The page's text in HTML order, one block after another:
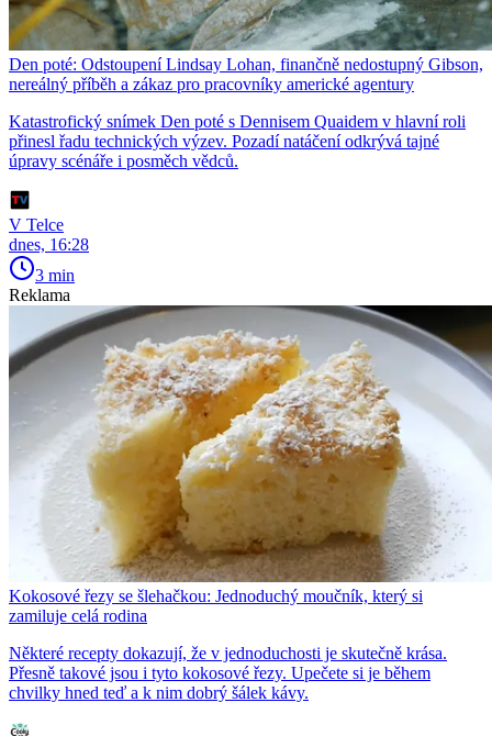
Den poté: Odstoupení Lindsay Lohan, finančně nedostupný Gibson,
nereálný příběh a zákaz pro pracovníky americké agentury
Katastrofický snímek Den poté s Dennisem Quaidem v hlavní roli
přinesl řadu technických výzev. Pozadí natáčení odkrývá tajné
úpravy scénáře i posměch vědců.
V Telce
dnes, 16:28
3 min
Reklama
Kokosové řezy se šlehačkou: Jednoduchý moučník, který si
zamiluje celá rodina
Některé recepty dokazují, že v jednoduchosti je skutečně krása.
Přesně takové jsou i tyto kokosové řezy. Upečete si je během
chvilky hned teď a k nim dobrý šálek kávy.